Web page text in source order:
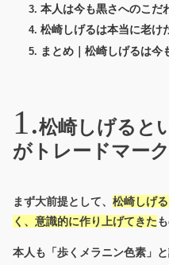
本人は今も黒さへのこだ
松崎しげるは本当に老け
まとめ｜松崎しげるは今
松崎しげると
がトレードマーク
まず大前提として、 松崎しげ
く、意識的に作り上げてきた
本人も「歩くメラニン色素」と